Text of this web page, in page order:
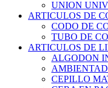
UNION
ARTICULOS DE
CODO DE
TUBO DE
ARTICULOS DE
ALGODON
CEPILLO